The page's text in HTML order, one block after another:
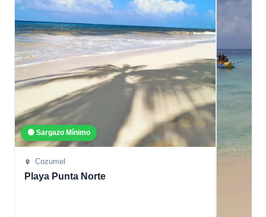
🟢 Sargazo Mínimo
Cozumel
Playa Punta Norte